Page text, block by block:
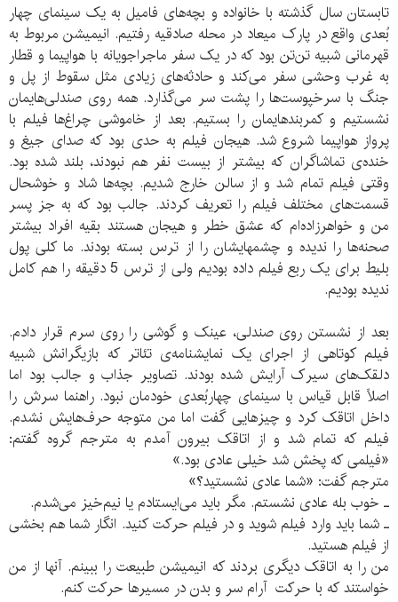
تابستان سال گذشته با خانواده و بچه‌های فامیل به یک سینمای چهار
بُعدی واقع در پارک میعاد در محله صادقیه رفتیم. انیمیشن مربوط به
قهرمانی شبیه تن‌تن بود که در یک سفر ماجراجویانه با هواپیما و قطار
به غرب وحشی سفر می‌کند و حادثه‌های زیادی مثل سقوط از پل و
جنگ با سرخپوست‌ها را پشت سر می‌گذارد. همه روی صندلی‌هایمان
نشستیم و کمربندهایمان را بستیم. بعد از خاموشی چراغ‌ها فیلم با
پرواز هواپیما شروع شد. هیجان فیلم به حدی بود که صدای جیغ و
خنده‌ی تماشاگران که بیشتر از بیست نفر هم نبودند، بلند شده بود.
وقتی فیلم تمام شد و از سالن خارج شدیم. بچه‌ها شاد و خوشحال
قسمت‌های مختلف فیلم را تعریف ‌کردند. جالب بود که به جز پسر
من و خواهرزاده‌ام که عشق خطر و هیجان هستند بقیه افراد بیشتر
صحنه‌ها را ندیده و چشمهایشان را از ترس بسته بودند. ما کلی پول
بلیط برای‌ یک ربع فیلم داده بودیم ولی از ترس 5 دقیقه را هم کامل
ندیده بودیم.
بعد از نشستن روی صندلی، عینک و گوشی را روی سرم قرار دادم.
فیلم کوتاهی از اجرای یک نمایشنامه‌ی تئاتر که بازیگرانش شبیه
دلقک‌های سیرک آرایش شده بودند. تصاویر جذاب و جالب بود اما
اصلاً قابل قیاس با سینمای چهاربُعدی خودمان نبود. راهنما سرش را
داخل اتاقک کرد و چیزهایی گفت اما من متوجه حرف‌هایش نشدم.
فیلم که تمام شد و از اتاقک بیرون آمدم به مترجم گروه گفتم:
«فیلمی که پخش شد خیلی عادی بود.»
مترجم گفت: «شما عادی نشستید؟»
ـ خوب بله عادی نشستم. مگر باید می‌ایستادم یا نیم‌خیز می‌شدم.
ـ شما باید وارد فیلم شوید و در فیلم حرکت کنید. انگار شما هم بخشی
از فیلم هستید.
من را به اتاقک دیگری بردند که انیمیشن طبیعت را ببینم. آنها از من
خواستند که با حرکت آرام سر و بدن در مسیرها حرکت کنم.